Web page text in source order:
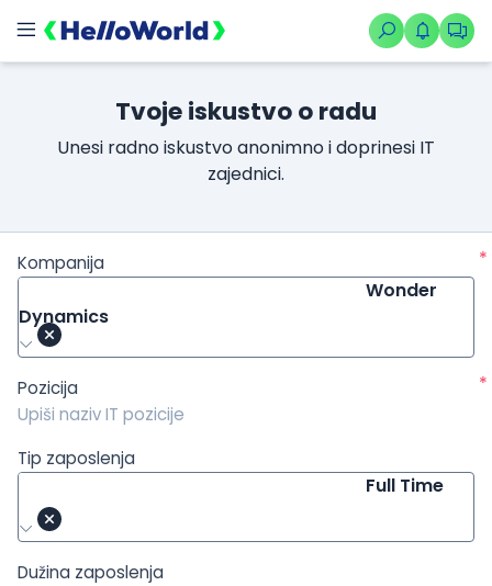
Tvoje iskustvo o radu
Unesi radno iskustvo anonimno i doprinesi IT
zajednici.
Kompanija
*
Wonder
Dynamics
Pozicija *
Tip zaposlenja
Full Time
Dužina zaposlenja
/kompanije/iskustvo/